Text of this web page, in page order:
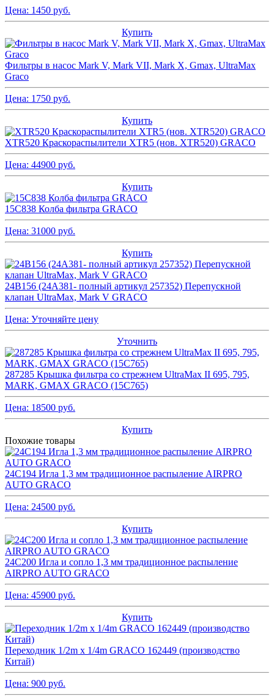
Цена: 1450 руб.
Купить
Фильтры в насос Mark V, Mark VII, Mark X, Gmax, UltraMax
Graco
Цена: 1750 руб.
Купить
XTR520 Краскораспылители XTR5 (нов. XTR520) GRACO
Цена: 44900 руб.
Купить
15C838 Колба фильтра GRACO
Цена: 31000 руб.
Купить
24B156 (24A381- полный артикул 257352) Перепускной
клапан UltraMax, Mark V GRACO
Цена: Уточняйте цену
Уточнить
287285 Крышка фильтра со стрежнем UltraMax II 695, 795,
MARK, GMAX GRACO (15C765)
Цена: 18500 руб.
Купить
Похожие товары
24C194 Игла 1,3 мм традиционное распыление AIRPRO
AUTO GRACO
Цена: 24500 руб.
Купить
24C200 Игла и сопло 1,3 мм традиционное распыление
AIRPRO AUTO GRACO
Цена: 45900 руб.
Купить
Переходник 1/2m x 1/4m GRACO 162449 (производство
Китай)
Цена: 900 руб.